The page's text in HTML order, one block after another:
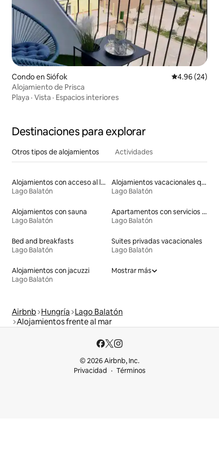
Condo en Siófok Calificación
4.96 (24)
Alojamiento de Prisca
Playa · Vista · Espacios interiores
Destinaciones para explorar
Otros tipos de alojamientos Actividades
Alojamientos con acceso al lago
Lago Balatón
Alojamientos vacacionales que admiten mascotas
Lago Balatón
Alojamientos con sauna
Lago Balatón
Apartamentos con servicios incluidos vacacionales
Lago Balatón
Bed and breakfasts
Lago Balatón
Suites privadas vacacionales
Lago Balatón
Alojamientos con jacuzzi
Lago Balatón
Mostrar más
Airbnb Hungría Lago Balatón
Alojamientos frente al mar
© 2026 Airbnb, Inc.
Privacidad
Términos